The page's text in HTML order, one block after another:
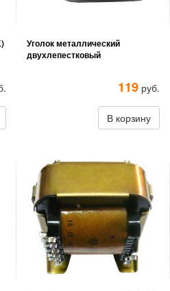
Уголок металлический
двухлепестковый
119 руб.
В корзину